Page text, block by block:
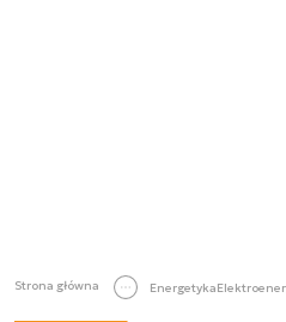
Strona główna Energetyka